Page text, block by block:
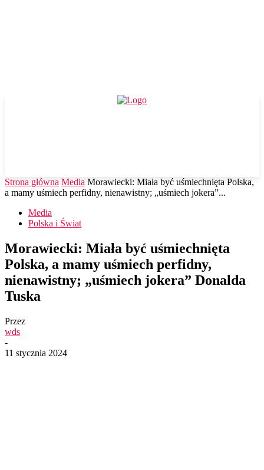
Strona główna Media Morawiecki: Miała być uśmiechnięta Polska,
a mamy uśmiech perfidny, nienawistny; „uśmiech jokera”...
Media
Polska i Świat
Morawiecki: Miała być uśmiechnięta
Polska, a mamy uśmiech perfidny,
nienawistny; „uśmiech jokera” Donalda
Tuska
Przez
wds
-
11 stycznia 2024